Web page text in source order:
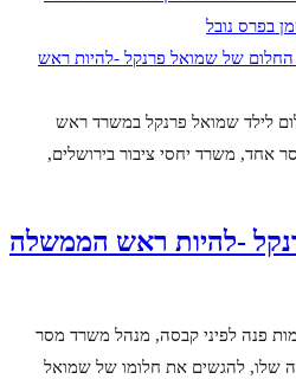
בפרס נובל
לילד שמואל פרנקל במשרד ראש
אחד, משרד יחסי ציבור בירושלים,
-להיות ראש הממשלה
פנה לפיני קבסה, מנהל משרד מסר
שלו, להגשים את חלומו של שמואל